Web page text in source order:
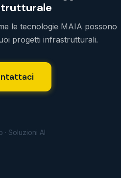
le tecnologie MAIA possono
progetti infrastrutturali.
· Soluzioni AI